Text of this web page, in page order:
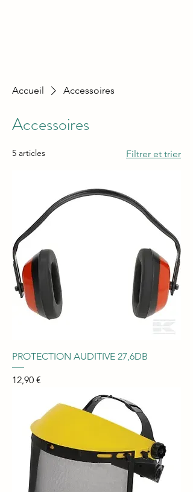
Accueil Accessoires
Accessoires
5 articles Filtrer et trier
PROTECTION AUDITIVE 27,6DB
Prix
12,90 €